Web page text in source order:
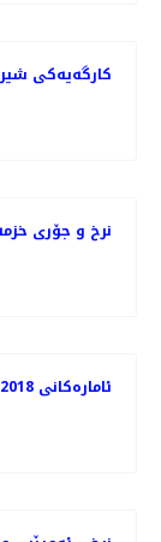
كارگه‌یه‌كی
ئاماره‌كانی 2018 سلێمانی راگه‌یه‌ندرا